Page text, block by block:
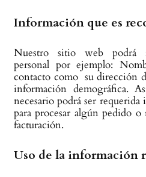
Información que es
Nuestro sitio web podrá
personal por ejemplo:
contacto como su dirección
información demográfica.
necesario podrá ser
para procesar algún pedido
facturación.
Uso de la información